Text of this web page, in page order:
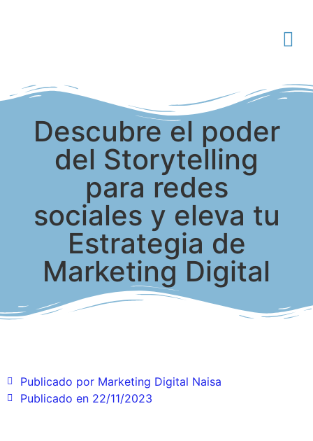
Descubre el poder
del Storytelling
para redes
sociales y eleva tu
Estrategia de
Marketing Digital
Publicado por Marketing Digital Naisa
Publicado en 22/11/2023